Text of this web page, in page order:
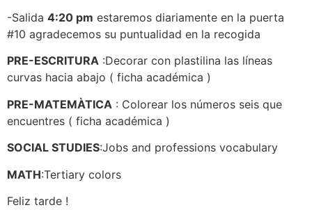
-Salida 4:20 pm estaremos diariamente en la puerta
#10 agradecemos su puntualidad en la recogida
PRE-ESCRITURA :Decorar con plastilina las líneas
curvas hacia abajo ( ficha académica )
PRE-MATEMÀTICA : Colorear los números seis que
encuentres ( ficha académica )
SOCIAL STUDIES:Jobs and professions vocabulary
MATH:Tertiary colors
Feliz tarde !